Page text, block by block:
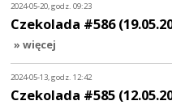
2024-05-20, godz. 09:23
Czekolada #586
» więcej
2024-05-13, godz. 12:42
Czekolada #585